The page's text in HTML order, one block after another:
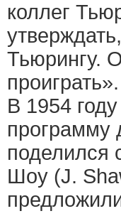
коллег
Тьюрингу.
проиграть».
В 1954
программу
поделился
Шоу (J.